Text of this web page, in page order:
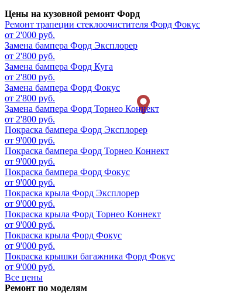
Цены на кузовной ремонт Форд
Ремонт трапеции стеклоочистителя Форд Фокус
от 2'000 руб.
Замена бампера Форд Эксплорер
от 2'800 руб.
Замена бампера Форд Куга
от 2'800 руб.
Замена бампера Форд Фокус
от 2'800 руб.
Замена бампера Форд Торнео Коннект
от 2'800 руб.
Покраска бампера Форд Эксплорер
от 9'000 руб.
Покраска бампера Форд Торнео Коннект
от 9'000 руб.
Покраска бампера Форд Фокус
от 9'000 руб.
Покраска крыла Форд Эксплорер
от 9'000 руб.
Покраска крыла Форд Торнео Коннект
от 9'000 руб.
Покраска крыла Форд Фокус
от 9'000 руб.
Покраска крышки багажника Форд Фокус
от 9'000 руб.
Все цены
Ремонт по моделям